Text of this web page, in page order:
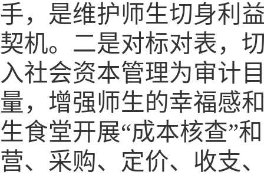
手，是维护师生切身利
契机。二是对标对表，
入社会资本管理为审计
量，增强师生的幸福感
生食堂开展“成本核查”
营、采购、定价、收支